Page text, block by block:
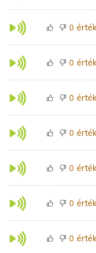
0
0
0
0
0
0
0